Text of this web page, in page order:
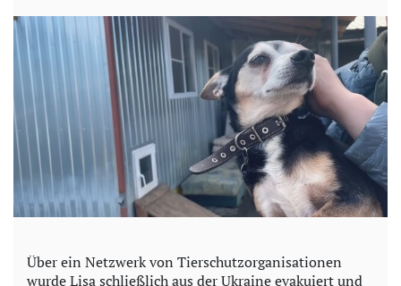
Über ein Netzwerk von Tierschutzorganisationen
wurde Lisa schließlich aus der Ukraine evakuiert und